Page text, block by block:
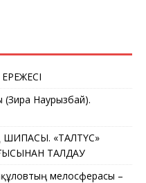
(Зира Наурызбай).
ШИПАСЫ. «ТАЛТҮС»
ТАЛДАУ
мелосферасы –